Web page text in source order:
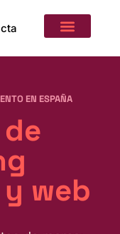
EN ESPAÑA
web